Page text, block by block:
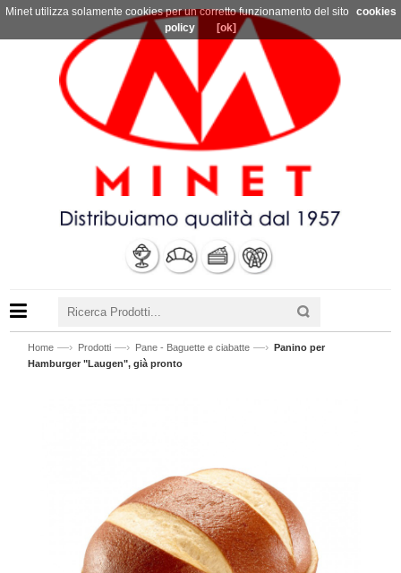
Home —› Prodotti —› Pane - Baguette e ciabatte —› Panino per
Hamburger "Laugen", già pronto
Minet utilizza solamente cookies per un corretto funzionamento del sito
cookies
policy
[ok]